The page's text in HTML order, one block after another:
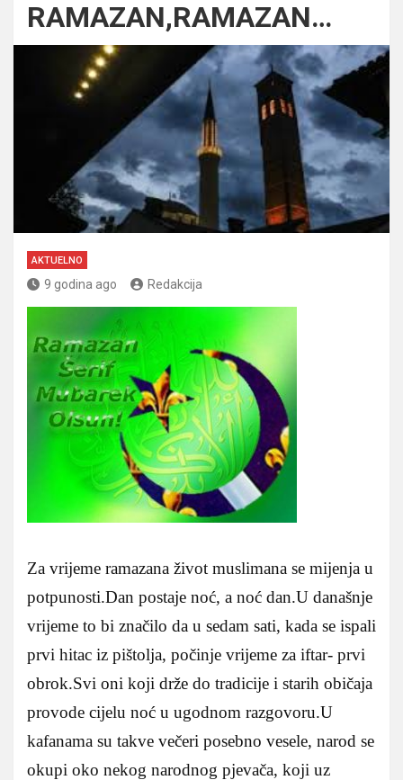
RAMAZAN,RAMAZAN…
AKTUELNO
9 godina ago Redakcija
Za vrijeme ramazana život muslimana se mijenja u
potpunosti.Dan postaje noć, a noć dan.U današnje
vrijeme to bi značilo da u sedam sati, kada se ispali
prvi hitac iz pištolja, počinje vrijeme za iftar- prvi
obrok.Svi oni koji drže do tradicije i starih običaja
provode cijelu noć u ugodnom razgovoru.U
kafanama su takve večeri posebno vesele, narod se
okupi oko nekog narodnog pjevača, koji uz